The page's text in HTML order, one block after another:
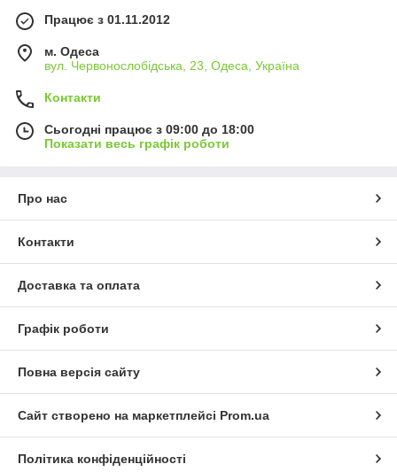
Працює з 01.11.2012
м. Одеса
вул. Червонослобідська, 23, Одеса, Україна
Контакти
Сьогодні працює з 09:00 до 18:00
Показати весь графік роботи
Про нас
Контакти
Доставка та оплата
Графік роботи
Повна версія сайту
Сайт створено на маркетплейсі Prom.ua
Політика конфіденційності